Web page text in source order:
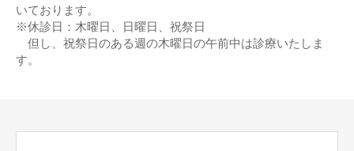
いております。
※休診日：木曜日、日曜日、祝祭日
但し、祝祭日のある週の木曜日の午前中は診療いたしま
す。